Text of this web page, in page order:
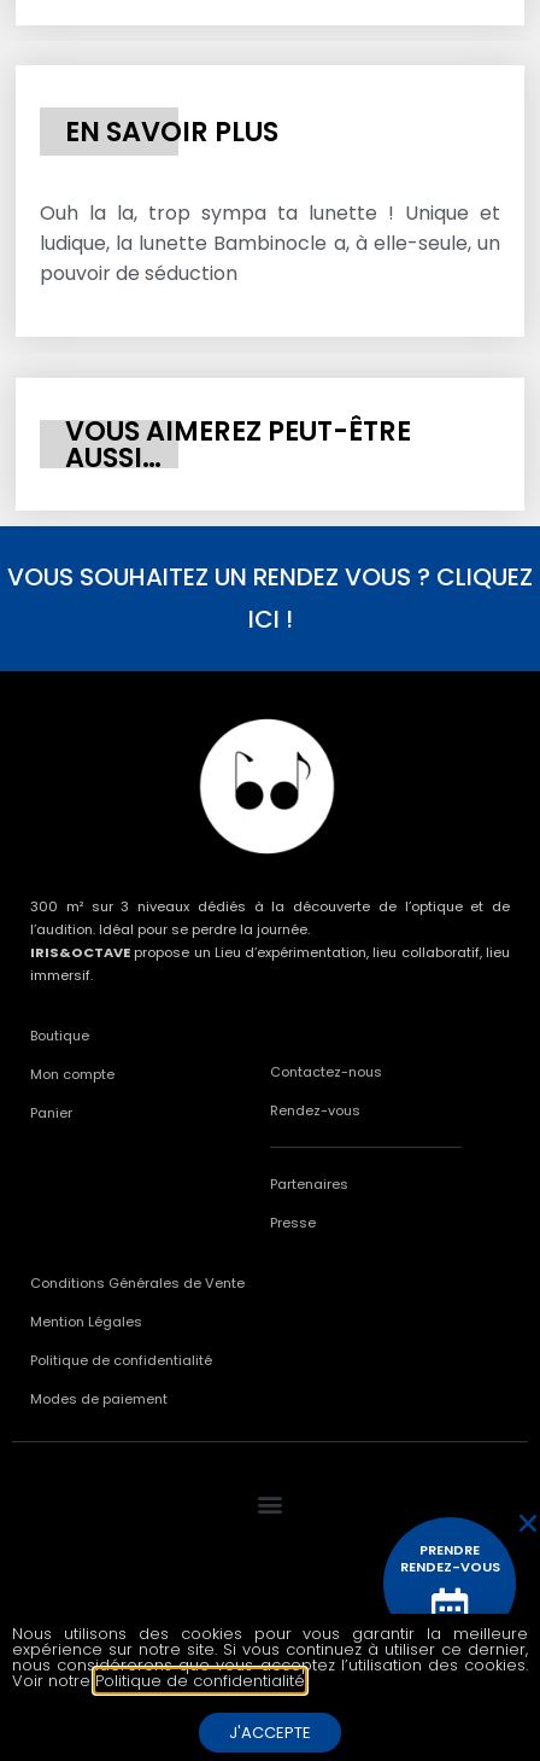
EN SAVOIR PLUS
Ouh la la, trop sympa ta lunette ! Unique et
ludique, la lunette Bambinocle a, à elle-seule, un
pouvoir de séduction
VOUS AIMEREZ PEUT-ÊTRE
AUSSI…
VOUS SOUHAITEZ UN RENDEZ VOUS ? CLIQUEZ
ICI !
300 m² sur 3 niveaux dédiés à la découverte de l’optique et de
l’audition. Idéal pour se perdre la journée.
IRIS&OCTAVE propose un Lieu d’expérimentation, lieu collaboratif, lieu
immersif.
Boutique
Mon compte
Panier
Contactez-nous
Rendez-vous
Partenaires
Presse
Conditions Générales de Vente
Mention Légales
Politique de confidentialité
Modes de paiement
© 2020 All rights reserved
PRENDRE
RENDEZ-VOUS
CONTACTEZ
Nous utilisons des cookies pour vous garantir la meilleure
expérience sur notre site. Si vous continuez à utiliser ce dernier,
nous considérerons que vous acceptez l’utilisation des cookies.
Voir notre Politique de confidentialité
J'ACCEPTE